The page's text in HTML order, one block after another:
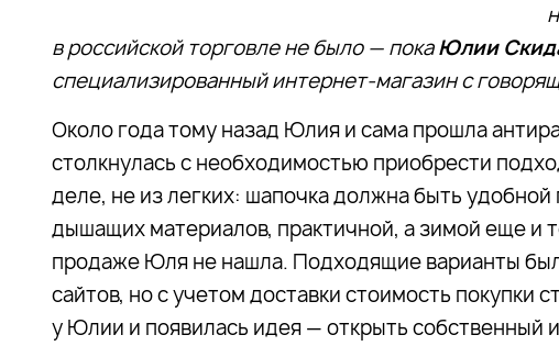
в российской торговле не было — покаЮлии
специализированный интернет-магазин с
Около года тому назад Юлия и сама прошла
столкнулась с необходимостью приобрести
деле, не из легких: шапочка должна быть
дышащих материалов, практичной, а зимой еще и
продаже Юля не нашла. Подходящие варианты
сайтов, но с учетом доставки стоимость покупки
у Юлии и появилась идея — открыть собственный